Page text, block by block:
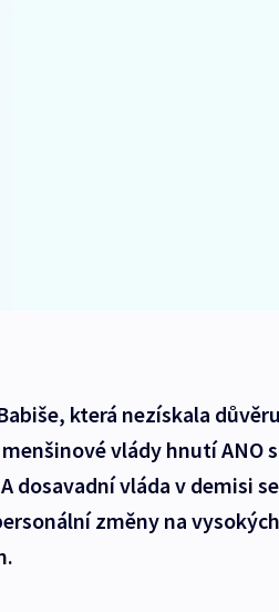
která nezískala
vlády hnutí ANO s
dosavadní vláda v demisi se
změny na vysokých